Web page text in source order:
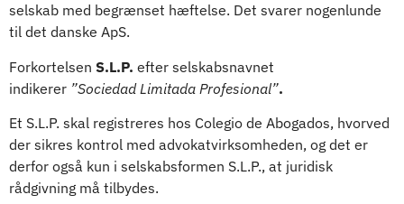
selskab med begrænset hæftelse. Det svarer nogenlunde
til det danske ApS.
Forkortelsen S.L.P. efter selskabsnavnet
indikerer ”Sociedad Limitada Profesional”.
Et S.L.P. skal registreres hos Colegio de Abogados, hvorved
der sikres kontrol med advokatvirksomheden, og det er
derfor også kun i selskabsformen S.L.P., at juridisk
rådgivning må tilbydes.